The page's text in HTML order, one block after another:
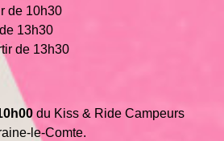
de 10h30
13h30
de 13h30
du Kiss & Ride Campeurs
le-Comte.